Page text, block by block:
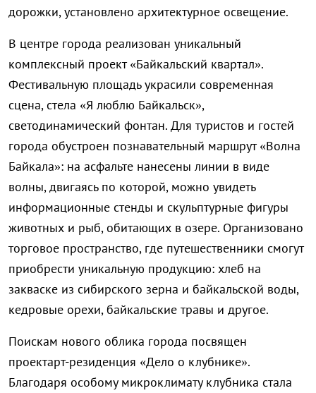
дорожки, установлено архитектурное освещение.
В центре города реализован уникальный
комплексный проект «Байкальский квартал».
Фестивальную площадь украсили современная
сцена, стела «Я люблю Байкальск»,
светодинамический фонтан. Для туристов и гостей
города обустроен познавательный маршрут «Волна
Байкала»: на асфальте нанесены линии в виде
волны, двигаясь по которой, можно увидеть
информационные стенды и скульптурные фигуры
животных и рыб, обитающих в озере. Организовано
торговое пространство, где путешественники смогут
приобрести уникальную продукцию: хлеб на
закваске из сибирского зерна и байкальской воды,
кедровые орехи, байкальские травы и другое.
Поискам нового облика города посвящен
проектарт-резиденция «Дело о клубнике».
Благодаря особому микроклимату клубника стала